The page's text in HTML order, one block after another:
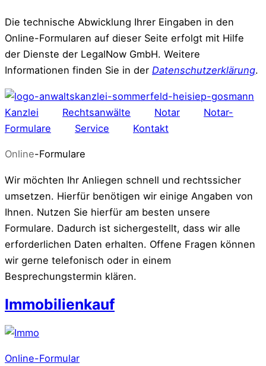
Inhalt
springen
Die technische Abwicklung Ihrer Eingaben in den
Online-Formularen auf dieser Seite erfolgt mit Hilfe
der Dienste der LegalNow GmbH. Weitere
Informationen finden Sie in der Datenschutzerklärung.
Kanzlei Rechtsanwälte Notar
Notar-
Formulare
Service Kontakt
Online-Formulare
Wir möchten Ihr Anliegen schnell und rechtssicher
umsetzen. Hierfür benötigen wir einige Angaben von
Ihnen. Nutzen Sie hierfür am besten unsere
Formulare. Dadurch ist sichergestellt, dass wir alle
erforderlichen Daten erhalten. Offene Fragen können
wir gerne telefonisch oder in einem
Besprechungstermin klären.
Immobilienkauf
Online-Formular